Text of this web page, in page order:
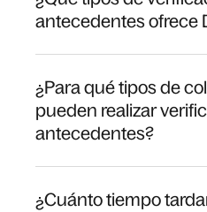
antecedentes ofrece
¿Para qué tipos de
pueden realizar
antecedentes?
¿Cuánto tiempo